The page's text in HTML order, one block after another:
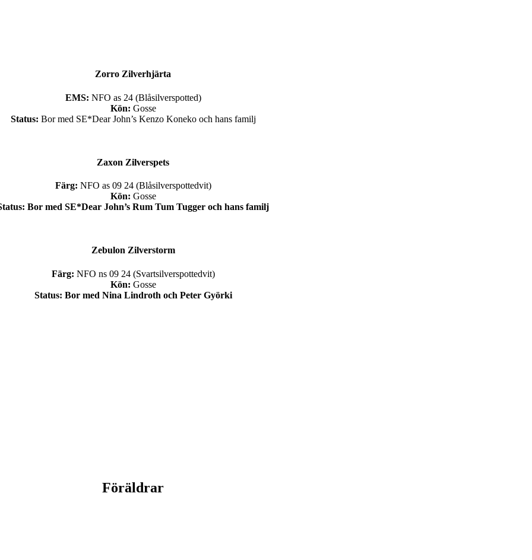
Zorro Zilverhjärta
EMS: NFO as 24 (Blåsilverspotted)
Kön: Gosse
Status: Bor med SE*Dear John’s Kenzo Koneko och hans familj
Zaxon Zilverspets
Färg: NFO as 09 24 (Blåsilverspottedvit)
Kön: Gosse
Bor med SE*Dear John’s Rum Tum Tugger och hans familj
Zebulon Zilverstorm
Färg: NFO ns 09 24 (Svartsilverspottedvit)
Kön: Gosse
Status: Bor med Nina Lindroth och Peter Györki
Föräldrar